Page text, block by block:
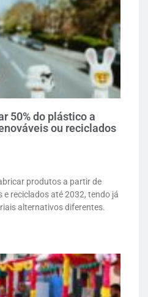
50% do plástico a
ou reciclados
produtos a partir de
e reciclados até 2032, tendo já
alternativos diferentes.